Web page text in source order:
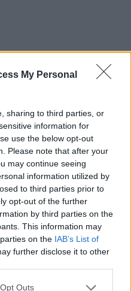
My Personal
sharing to third parties, or
information for
use the below opt-out
Please note that after your
may continue seeing
information utilized by
to third parties prior to
opt-out of the further
by third parties on the
This information may
on the IAB’s List of
further disclose it to other
Outs